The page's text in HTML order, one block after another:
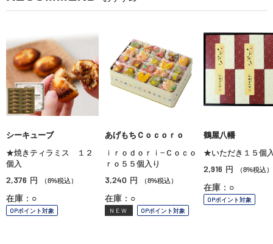
シーキューブ
★焼きティラミス １２
個入
2,376 円 （8%税込）
在庫：○
OPポイント対象
あげもちＣｏｃｏｒｏ
ｉｒｏｄｏｒｉ−Ｃｏｃｏ
ｒｏ５５個入り
3,240 円 （8%税込）
在庫：○
NEW OPポイント対象
鶴屋八幡
★いただき１５個
2,916 円 （8%税込）
在庫：○
OPポイント対象